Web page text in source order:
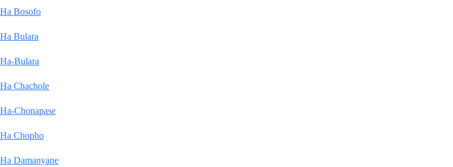
Ha Bosofo
Ha Bulara
Ha-Bulara
Ha Chachole
Ha-Chonapase
Ha Chopho
Ha Damanyane